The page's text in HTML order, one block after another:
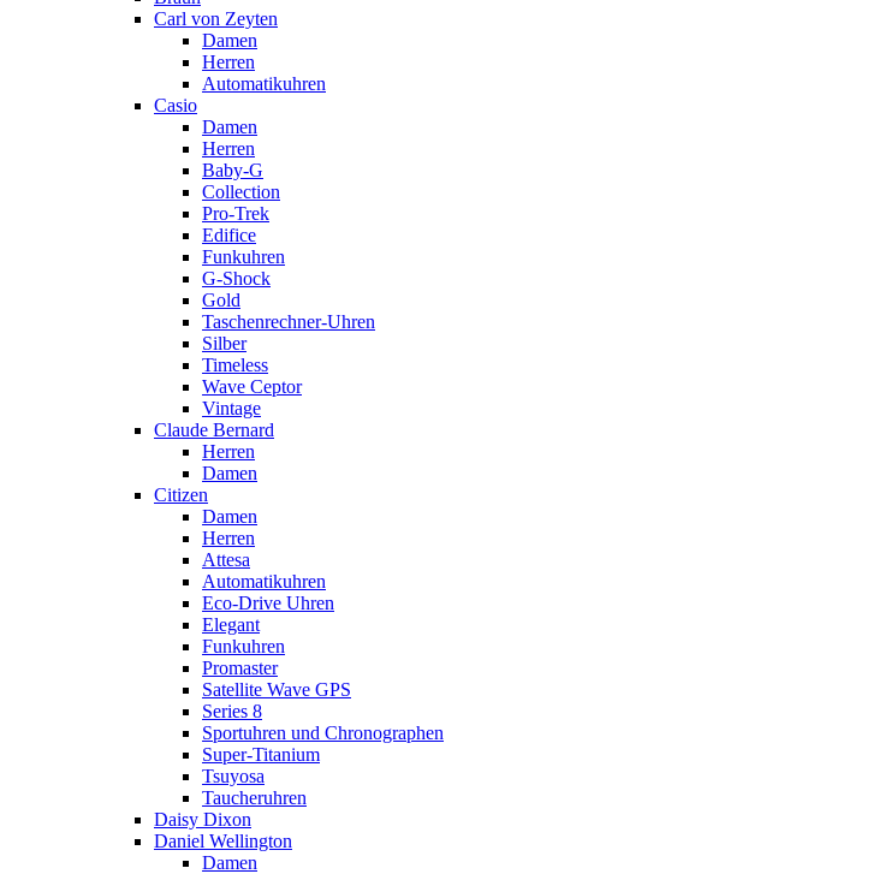
Carl von Zeyten
Damen
Herren
Automatikuhren
Casio
Damen
Herren
Baby-G
Collection
Pro-Trek
Edifice
Funkuhren
G-Shock
Gold
Taschenrechner-Uhren
Silber
Timeless
Wave Ceptor
Vintage
Claude Bernard
Herren
Damen
Citizen
Damen
Herren
Attesa
Automatikuhren
Eco-Drive Uhren
Elegant
Funkuhren
Promaster
Satellite Wave GPS
Series 8
Sportuhren und Chronographen
Super-Titanium
Tsuyosa
Taucheruhren
Daisy Dixon
Daniel Wellington
Damen